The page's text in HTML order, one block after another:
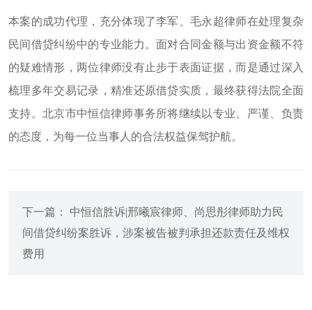
本案的成功代理，充分体现了李军、毛永超律师在处理复杂
民间借贷纠纷中的专业能力。面对合同金额与出资金额不符
的疑难情形，两位律师没有止步于表面证据，而是通过深入
梳理多年交易记录，精准还原借贷实质，最终获得法院全面
支持。北京市中恒信律师事务所将继续以专业、严谨、负责
的态度，为每一位当事人的合法权益保驾护航。
下一篇： 中恒信胜诉|邢曦宸律师、尚思彤律师助力民
间借贷纠纷案胜诉，涉案被告被判承担还款责任及维权
费用